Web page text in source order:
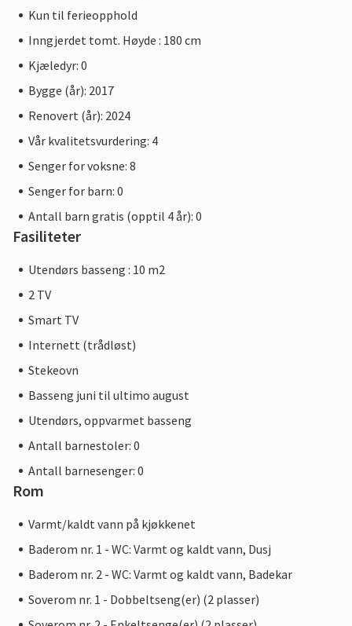
Kun til ferieopphold
Inngjerdet tomt. Høyde : 180 cm
Kjæledyr: 0
Bygge (år): 2017
Renovert (år): 2024
Vår kvalitetsvurdering: 4
Senger for voksne: 8
Senger for barn: 0
Antall barn gratis (opptil 4 år): 0
Fasiliteter
Utendørs basseng : 10 m2
2 TV
Smart TV
Internett (trådløst)
Stekeovn
Basseng juni til ultimo august
Utendørs, oppvarmet basseng
Antall barnestoler: 0
Antall barnesenger: 0
Rom
Varmt/kaldt vann på kjøkkenet
Baderom nr. 1 - WC: Varmt og kaldt vann, Dusj
Baderom nr. 2 - WC: Varmt og kaldt vann, Badekar
Soverom nr. 1 - Dobbeltseng(er) (2 plasser)